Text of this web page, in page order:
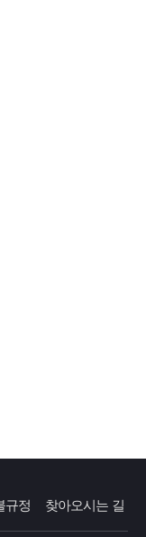
규정 찾아오시는 길